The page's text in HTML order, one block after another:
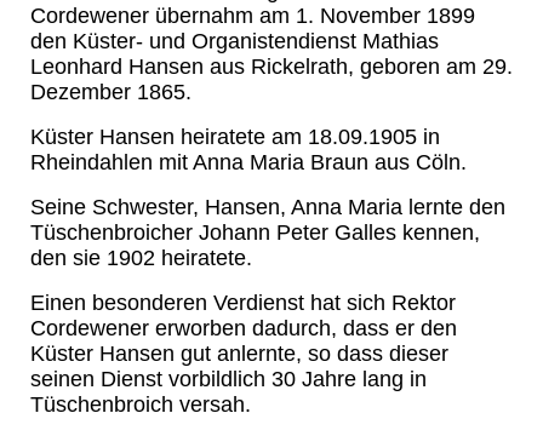
Cordewener übernahm am 1. November 1899
den Küster- und Organistendienst Mathias
Leonhard Hansen aus Rickelrath, geboren am 29.
Dezember 1865.
Küster Hansen heiratete am 18.09.1905 in
Rheindahlen mit Anna Maria Braun aus Cöln.
Seine Schwester, Hansen, Anna Maria lernte den
Tüschenbroicher Johann Peter Galles kennen,
den sie 1902 heiratete.
Einen besonderen Verdienst hat sich Rektor
Cordewener erworben dadurch, dass er den
Küster Hansen gut anlernte, so dass dieser
seinen Dienst vorbildlich 30 Jahre lang in
Tüschenbroich versah.